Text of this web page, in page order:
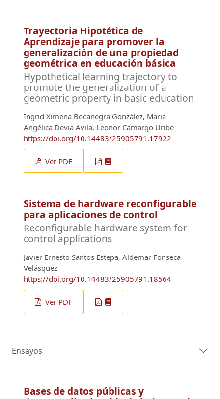
Trayectoria Hipotética de
Aprendizaje para promover la
generalización de una propiedad
geométrica en educación básica
Hypothetical learning trajectory to
promote the generalization of a
geometric property in basic education
Ingrid Ximena Bocanegra González, Maria
Angélica Devia Avila, Leonor Camargo Uribe
https://doi.org/10.14483/25905791.17922
Ver PDF
Sistema de hardware reconfigurable
para aplicaciones de control
Reconfigurable hardware system for
control applications
Javier Ernesto Santos Estepa, Aldemar Fonseca
Velásquez
https://doi.org/10.14483/25905791.18564
Ver PDF
Ensayos
Bases de datos públicas y